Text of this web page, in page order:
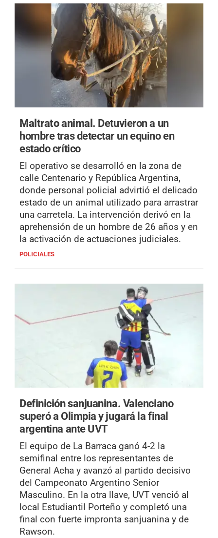
Maltrato animal. Detuvieron a un
hombre tras detectar un equino en
estado crítico
El operativo se desarrolló en la zona de
calle Centenario y República Argentina,
donde personal policial advirtió el delicado
estado de un animal utilizado para arrastrar
una carretela. La intervención derivó en la
aprehensión de un hombre de 26 años y en
la activación de actuaciones judiciales.
POLICIALES
Definición sanjuanina. Valenciano
superó a Olimpia y jugará la final
argentina ante UVT
El equipo de La Barraca ganó 4-2 la
semifinal entre los representantes de
General Acha y avanzó al partido decisivo
del Campeonato Argentino Senior
Masculino. En la otra llave, UVT venció al
local Estudiantil Porteño y completó una
final con fuerte impronta sanjuanina y de
Rawson.